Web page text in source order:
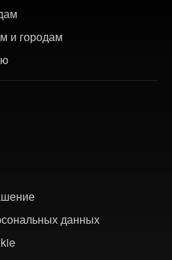
и городам
данных